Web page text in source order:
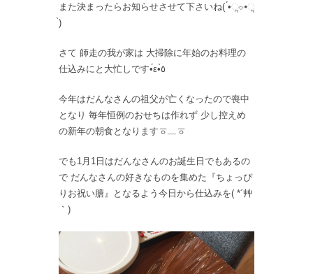
また決まったらお知らせさせて下さいね( ́•ૢ⌔•ૢ
̀)
さて 師走の我が家は 大掃除に年始のお料理の
仕込みにと大忙しです•́ε•̀٥
今年はだんなさんの祖父が亡くなったので喪中
となり 毎年恒例のおせちは作れず 少し控えめ
の新年の朝食となりますㆆ﹏ㆆ
でも1月1日はだんなさんのお誕生日でもあるの
で だんなさんの好きなものを集めた『ちょっぴ
りお祝い膳』となるよう今日から仕込みを( *´艸
｀)